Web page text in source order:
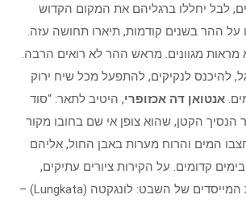
לבל יחללו ברגליהם את המקום הקדוש
על ההר בשנים קודמות, תיארו תחושה עזה.
מגוונים. מראש ההר לא רואים הרבה.
להיכנס לנקיקים, להתפעל מכל שיח ירוק
אנטואן דה אכזופרי, היטיב לתאר: “סוד
הנסיך הקטן, שהוא צופן אי שם בחובו מקור
המים והרוח מערות באבן החול, אליהם
קדומים. על הקירות ציורים עתיקים,
המתארים את האבות המייסדים של השבט: לונגקטה (Lungkata) –